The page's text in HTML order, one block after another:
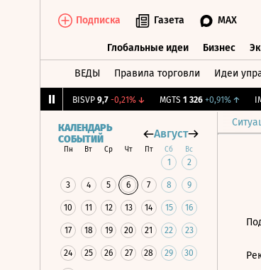
Подписка Газета MAX
Глобальные идеи Бизнес
ВЕДЫ Правила торговли Идеи
BISVP 9,7 -0,21%↓ MGTS 1 326 +0,91%↑
КАЛЕНДАРЬ
СОБЫТИЙ
Август
Пн Вт Ср Чт Пт Сб Вс
1 2
3 4 5 6 7 8 9
10 11 12 13 14 15 16
17 18 19 20 21 22 23
24 25 26 27 28 29 30